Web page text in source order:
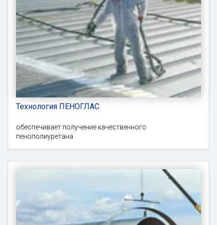
Технология ПЕНОГЛАС
обеспечивает получение качественного
пенополиуретана